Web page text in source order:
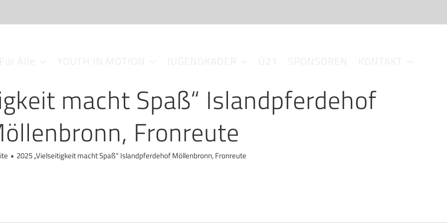
macht Spaß“ Islandpferdehof
Fronreute
• 2025 „Vielseitigkeit macht Spaß“ Islandpferdehof Möllenbronn, Fronreute